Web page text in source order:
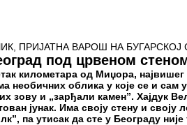
ПРИЈАТНА ВАРОШ НА
под црвеном
километара од Миџора, највишег
необичних облика у које се и сам
зову и „зарђали камен”. Хајдук
јунак. Има своју стену и своју
па утисак да сте у Београду